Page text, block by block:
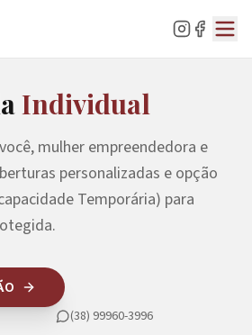
Individual
mulher empreendedora e
personalizadas e opção
Temporária) para
(38) 99960-3996